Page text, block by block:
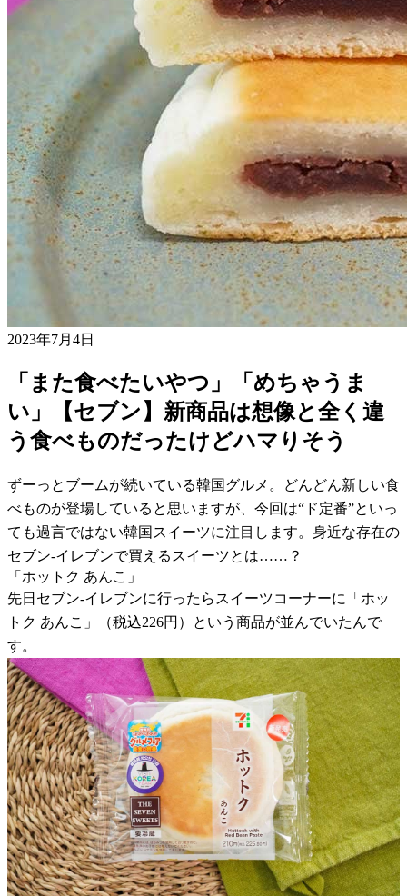
2023年7月4日
「また食べたいやつ」「めちゃうま
い」【セブン】新商品は想像と全く違
う食べものだったけどハマりそう
ずーっとブームが続いている韓国グルメ。どんどん新しい食
べものが登場していると思いますが、今回は“ド定番”といっ
ても過言ではない韓国スイーツに注目します。身近な存在の
セブン-イレブンで買えるスイーツとは……？
「ホットク あんこ」
先日セブン-イレブンに行ったらスイーツコーナーに「ホッ
トク あんこ」（税込226円）という商品が並んでいたんで
す。